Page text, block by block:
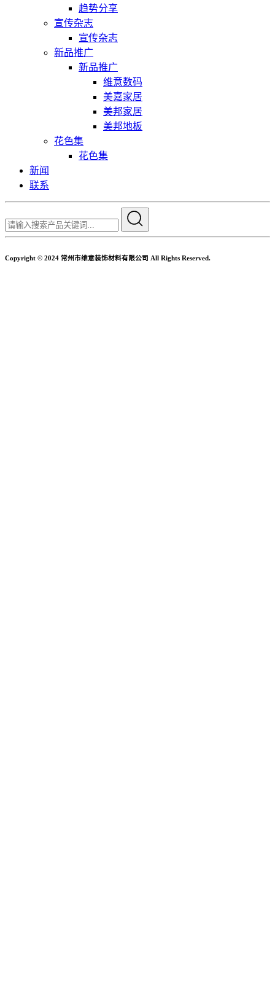
趋势分享
宣传杂志
宣传杂志
新品推广
新品推广
维意数码
美嘉家居
美邦家居
美邦地板
花色集
花色集
新闻
联系
Copyright © 2024 常州市维意装饰材料有限公司 All Rights Reserved.